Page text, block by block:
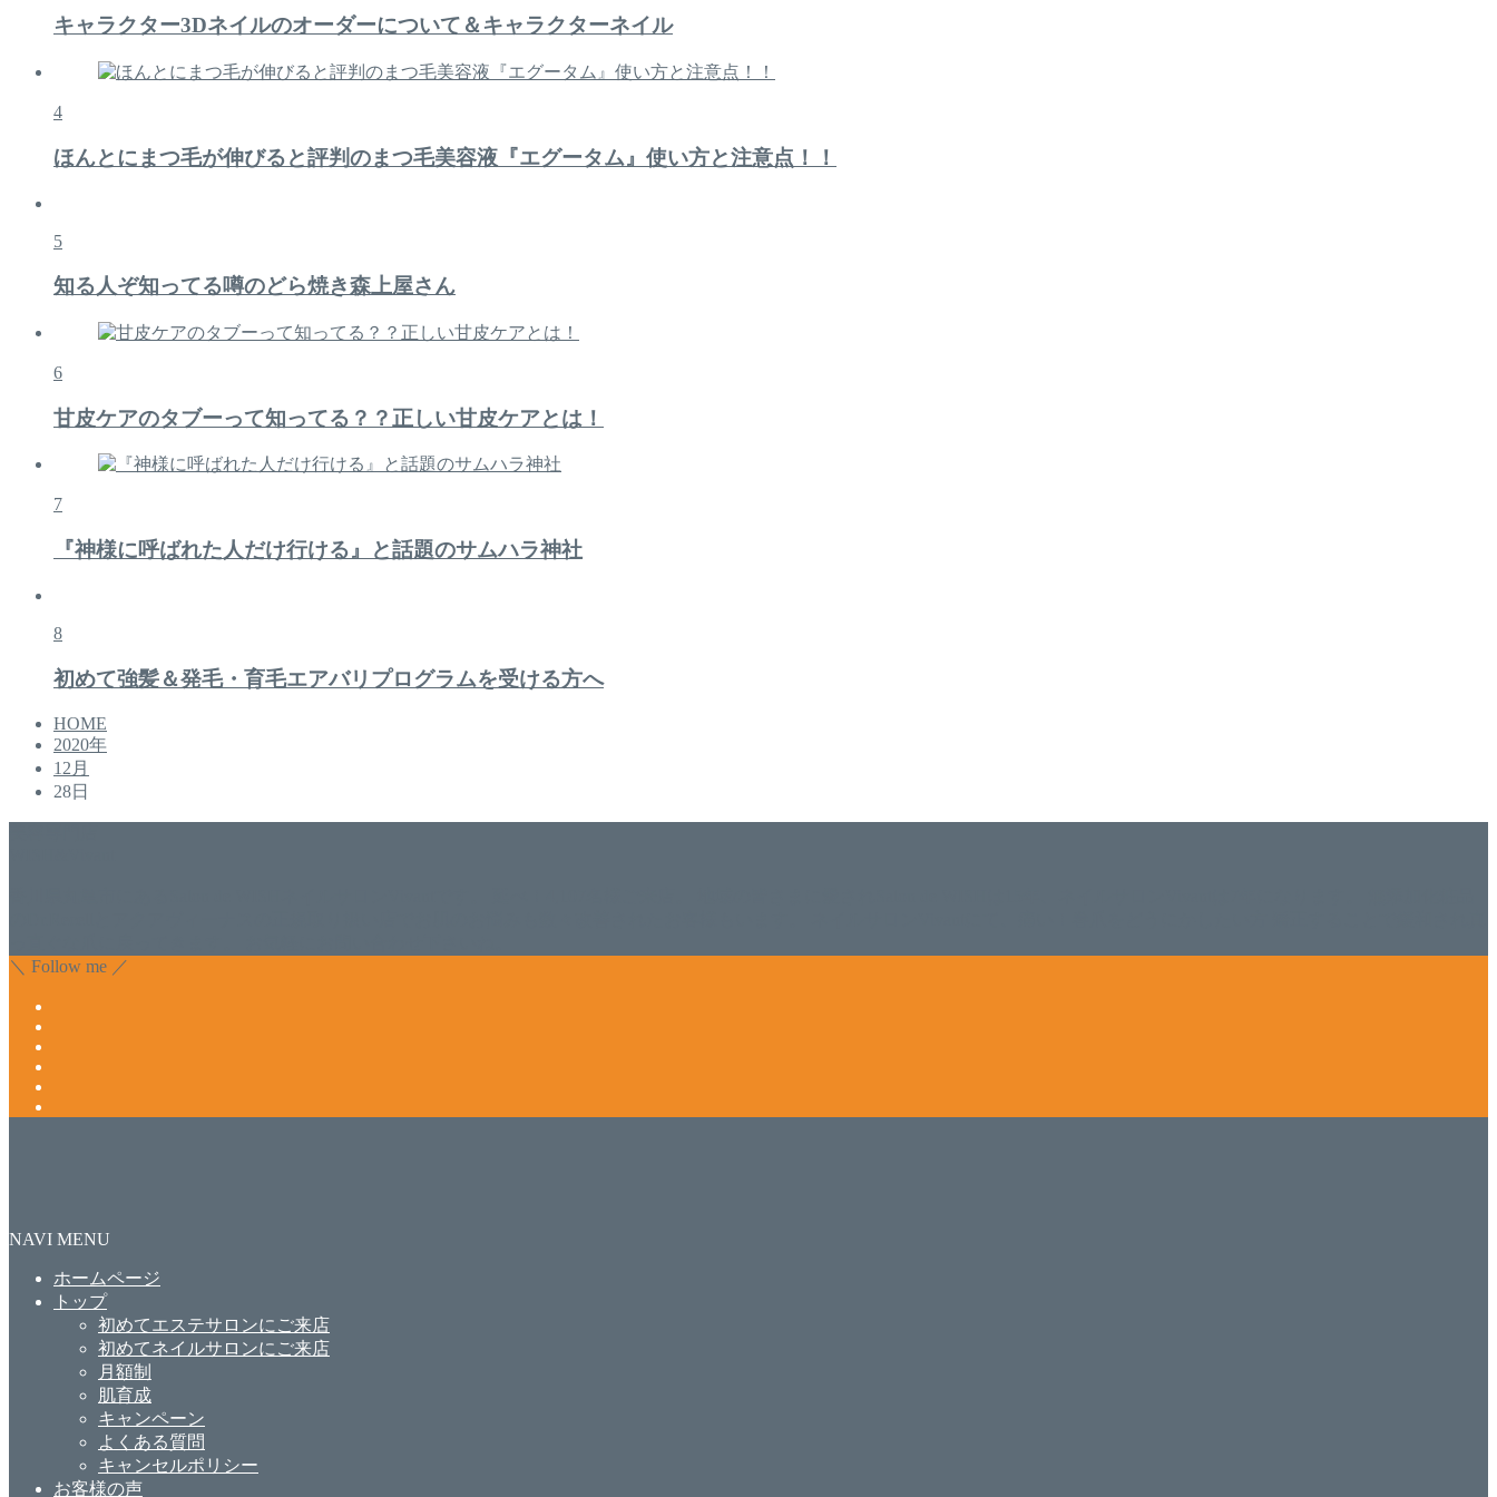
キャラクター3Dネイルのオーダーについて＆キャラクターネイル
4
ほんとにまつ毛が伸びると評判のまつ毛美容液『エグータム』使い方と注意点！！
5
知る人ぞ知ってる噂のどら焼き森上屋さん
6
甘皮ケアのタブーって知ってる？？正しい甘皮ケアとは！
7
『神様に呼ばれた人だけ行ける』と話題のサムハラ神社
8
初めて強髪＆発毛・育毛エアバリプログラムを受ける方へ
HOME
2020年
12月
28日
＼ Follow me ／
NAVI MENU
ホームページ
トップ
初めてエステサロンにご来店
初めてネイルサロンにご来店
月額制
肌育成
キャンペーン
よくある質問
キャンセルポリシー
お客様の声